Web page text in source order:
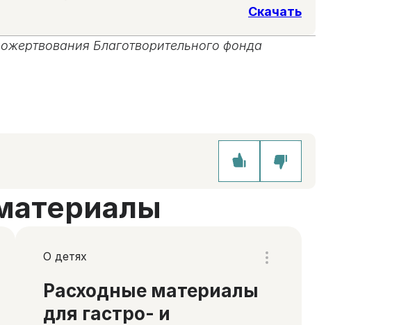
Скачать
Благотворительного фонда
О детях
Расходные материалы
для гастро- и